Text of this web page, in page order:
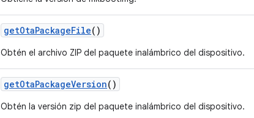
getOtaPackageFile()
Obtén el archivo ZIP del paquete inalámbrico del dispositivo.
getOtaPackageVersion()
Obtén la versión zip del paquete inalámbrico del dispositivo.